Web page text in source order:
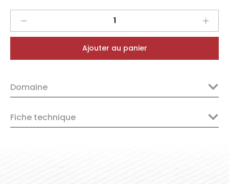
Menetou
Blanc
Carroir
2023
Ajouter au panier
Domaine
Fiche technique